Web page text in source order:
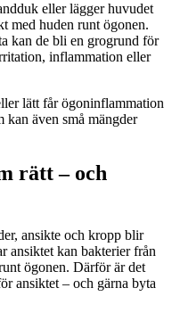
eller lägger huvudet
med huden runt ögonen.
kan de bli en grogrund för
inflammation eller
lätt får ögoninflammation
kan även små mängder
rätt – och
ansikte och kropp blir
ansiktet kan bakterier från
ögonen. Därför är det
ansiktet – och gärna byta